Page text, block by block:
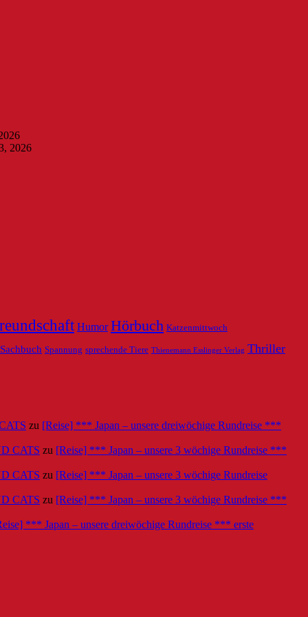
2026
Humor Hörbuch Katzenmittwoch
Sachbuch Spannung sprechende Tiere Thienemann Esslinger Verlag Thriller
zu [Reise] *** Japan – unsere dreiwöchige Rundreise ***
CATS zu [Reise] *** Japan – unsere 3 wöchige Rundreise ***
CATS zu [Reise] *** Japan – unsere 3 wöchige Rundreise
CATS zu [Reise] *** Japan – unsere 3 wöchige Rundreise ***
*** Japan – unsere dreiwöchige Rundreise *** erste